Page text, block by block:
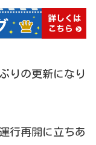
りの更新になり
行再開に立ちあ